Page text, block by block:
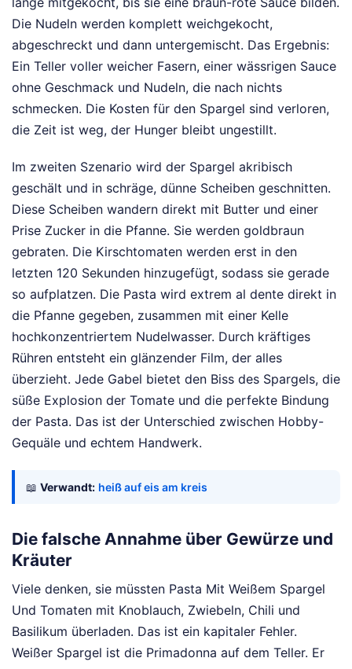
Die Nudeln werden komplett weichgekocht,
abgeschreckt und dann untergemischt. Das Ergebnis:
Ein Teller voller weicher Fasern, einer wässrigen Sauce
ohne Geschmack und Nudeln, die nach nichts
schmecken. Die Kosten für den Spargel sind verloren,
die Zeit ist weg, der Hunger bleibt ungestillt.
Im zweiten Szenario wird der Spargel akribisch
geschält und in schräge, dünne Scheiben geschnitten.
Diese Scheiben wandern direkt mit Butter und einer
Prise Zucker in die Pfanne. Sie werden goldbraun
gebraten. Die Kirschtomaten werden erst in den
letzten 120 Sekunden hinzugefügt, sodass sie gerade
so aufplatzen. Die Pasta wird extrem al dente direkt in
die Pfanne gegeben, zusammen mit einer Kelle
hochkonzentriertem Nudelwasser. Durch kräftiges
Rühren entsteht ein glänzender Film, der alles
überzieht. Jede Gabel bietet den Biss des Spargels, die
süße Explosion der Tomate und die perfekte Bindung
der Pasta. Das ist der Unterschied zwischen Hobby-
Gequäle und echtem Handwerk.
📖 Verwandt: heiß auf eis am kreis
Die falsche Annahme über Gewürze und
Kräuter
Viele denken, sie müssten Pasta Mit Weißem Spargel
Und Tomaten mit Knoblauch, Zwiebeln, Chili und
Basilikum überladen. Das ist ein kapitaler Fehler.
Weißer Spargel ist die Primadonna auf dem Teller. Er